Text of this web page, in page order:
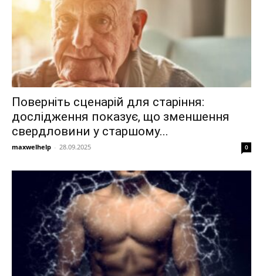
Поверніть сценарій для старіння:
дослідження показує, що зменшення
свердловини у старшому...
maxwelhelp - 28.09.2025 0